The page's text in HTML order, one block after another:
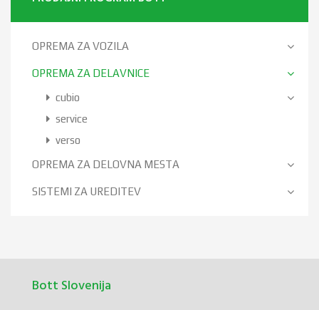
OPREMA ZA VOZILA
OPREMA ZA DELAVNICE
cubio
service
verso
OPREMA ZA DELOVNA MESTA
SISTEMI ZA UREDITEV
Bott Slovenija